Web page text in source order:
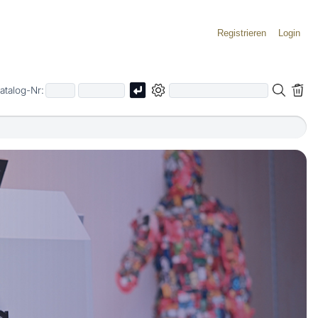
Registrieren Login
Nr: